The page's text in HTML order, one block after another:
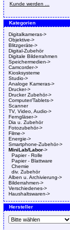
Kunde werden ...
Kategorien
Digitalkameras->
Objektive->
Blitzgeräte->
Digital-Zubehör
Digitale Bilderrahmen
Speichermedien->
Camcorder->
Kiosksysteme
Studio->
Analoge Kameras->
Drucker->
Drucker Zubehör->
Computer/Tablets->
Scanner
TV, Video, Audio->
Ferngläser->
Dia u. Zubehör
Fotozubehör->
Filme->
Energie->
Smartphone-Zubehör->
MiniLab/Labor->
Papier - Rolle
Papier - Blattware
Chemie
div. Zubehör
Alben u. Archivierung->
Bilderrahmen->
Verschiedenes->
Haushaltswaren->
Hersteller